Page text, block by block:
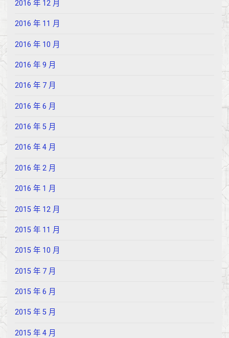
2016 年 12 月
2016 年 11 月
2016 年 10 月
2016 年 9 月
2016 年 7 月
2016 年 6 月
2016 年 5 月
2016 年 4 月
2016 年 2 月
2016 年 1 月
2015 年 12 月
2015 年 11 月
2015 年 10 月
2015 年 7 月
2015 年 6 月
2015 年 5 月
2015 年 4 月